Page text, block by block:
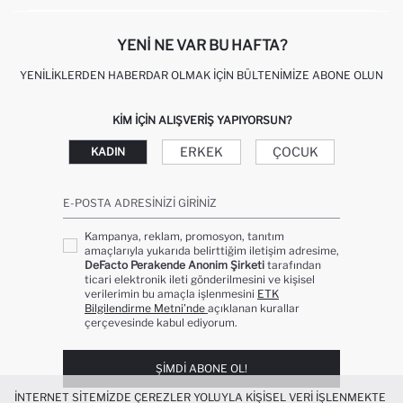
YENI NE VAR BU HAFTA?
YENILIKLERDEN HABERDAR OLMAK İÇIN BÜLTENIMIZE ABONE OLUN
KIM IÇIN ALIŞVERIŞ YAPIYORSUN?
KADIN ERKEK ÇOCUK
E-POSTA ADRESINIZI GIRINIZ
Kampanya, reklam, promosyon, tanıtım
amaçlarıyla yukarıda belirttiğim iletişim adresime,
DeFacto Perakende Anonim Şirketi tarafından
ticari elektronik ileti gönderilmesini ve kişisel
verilerimin bu amaçla işlenmesini ETK
Bilgilendirme Metni’nde açıklanan kurallar
çerçevesinde kabul ediyorum.
ŞIMDI ABONE OL!
İNTERNET SITEMIZDE ÇEREZLER YOLUYLA KIŞISEL VERI IŞLENMEKTE